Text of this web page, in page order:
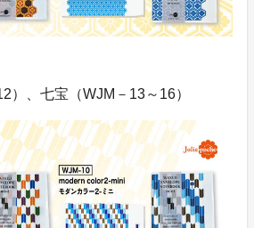
）、七宝（WJM－13～16）